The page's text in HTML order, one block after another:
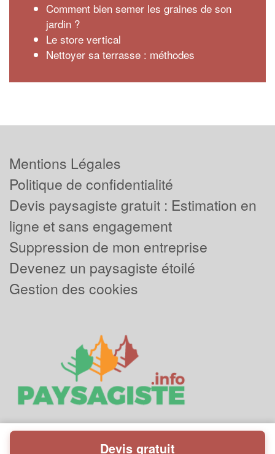
Comment bien semer les graines de son
jardin ?
Le store vertical
Nettoyer sa terrasse : méthodes
Mentions Légales
Politique de confidentialité
Devis paysagiste gratuit : Estimation en
ligne et sans engagement
Suppression de mon entreprise
Devenez un paysagiste étoilé
Gestion des cookies
Devis gratuit